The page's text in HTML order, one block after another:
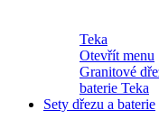
Teka
Otevřít menu
Granitové
baterie Teka
Sety dřezu a baterie